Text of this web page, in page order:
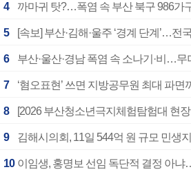
4 까마귀 탓?…폭염 속 부산 북구 986가
5 [속보] 부산·김해·울주 ‘경계 단계’…전
6 부산·울산·경남 폭염 속 소나기·비…무
7 ‘혐오표현’ 쓰면 지방공무원 최대 파면
8
9 김해시의회, 11일 544억 원 규모 민생
10 이임생, 홍명보 선임 독단적 결정 아